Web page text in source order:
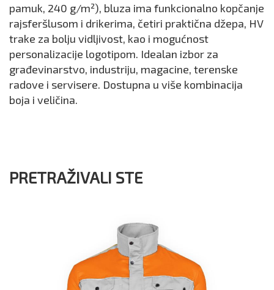
pamuk, 240 g/m²), bluza ima funkcionalno kopčanje
rajsferšlusom i drikerima, četiri praktična džepa, HV
trake za bolju vidljivost, kao i mogućnost
personalizacije logotipom. Idealan izbor za
građevinarstvo, industriju, magacine, terenske
radove i servisere. Dostupna u više kombinacija
boja i veličina.
PRETRAŽIVALI STE